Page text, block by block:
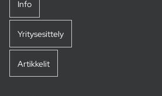
Info
Yritysesittely
Artikkelit